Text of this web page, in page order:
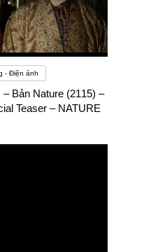
- Điện ảnh
Bản Nature (2115) –
Teaser – NATURE